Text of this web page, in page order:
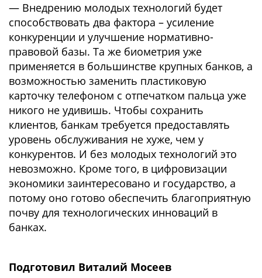
— Внедрению молодых технологий будет
способствовать два фактора – усиление
конкуренции и улучшение нормативно-
правовой базы. Та же биометрия уже
применяется в большинстве крупных банков, а
возможностью заменить пластиковую
карточку телефоном с отпечатком пальца уже
никого не удивишь. Чтобы сохранить
клиентов, банкам требуется предоставлять
уровень обслуживания не хуже, чем у
конкурентов. И без молодых технологий это
невозможно. Кроме того, в цифровизации
экономики заинтересовано и государство, а
потому оно готово обеспечить благоприятную
почву для технологических инноваций в
банках.
Подготовил Виталий Мосеев